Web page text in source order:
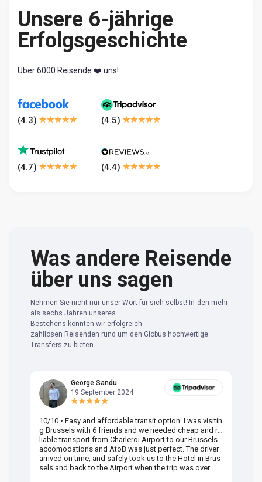
Unsere 6-jährige
Erfolgsgeschichte
Über 6000 Reisende ❤️ uns!
(4.3) (4.5)
(4.7) (4.4)
Was andere Reisende
über uns sagen
Nehmen Sie nicht nur unser Wort für sich selbst! In den mehr
als sechs Jahren unseres
Bestehens konnten wir erfolgreich
zahllosen Reisenden rund um den Globus hochwertige
Transfers zu bieten.
George Sandu
19 September 2024
10/10 • Easy and affordable transit option. I was visitin
g Brussels with 6 friends and we needed cheap and re
liable transport from Charleroi Airport to our Brussels
accomodations and AtoB was just perfect. The driver
arrived on time, and safely took us to the Hotel in Brus
sels and back to the Airport when the trip was over.